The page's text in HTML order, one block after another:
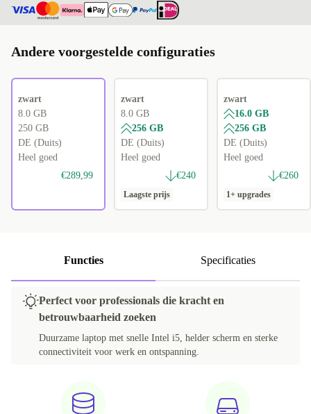
Andere voorgestelde configuraties
zwart
8.0 GB
250 GB
DE (Duits)
Heel goed
€289,99
zwart
8.0 GB
256 GB
DE (Duits)
Heel goed
€240
Laagste prijs
zwart
16.0 GB
256 GB
DE (Duits)
Heel goed
€260
1+ upgrades
Functies Specificaties
Perfect voor professionals die kracht en
betrouwbaarheid zoeken
Duurzame laptop met snelle Intel i5, helder scherm en sterke
connectiviteit voor werk en ontspanning.